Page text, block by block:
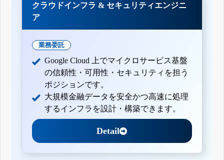
クラウドインフラ & セキュリティエンジニ
ア
業務委託
Google Cloud 上でマイクロサービス基盤
の信頼性・可用性・セキュリティを担う
ポジションです。
大規模金融データを安全かつ高速に処理
するインフラを設計・構築できます。
Detail